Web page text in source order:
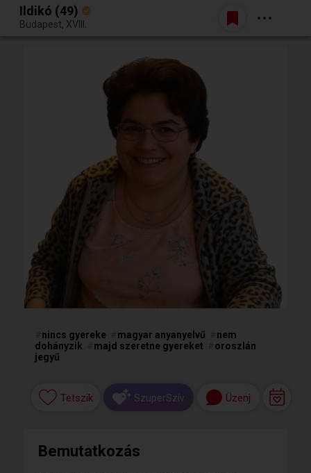
Egy jó randiból bármi lehet.
Belépés
Ildikó (49)
Budapest, XVIII.
nincs gyereke magyar anyanyelvű
nem
dohányzik
majd szeretne gyereket
oroszlán
jegyű
Tetszik SzuperSzív Üzenj
Bemutatkozás